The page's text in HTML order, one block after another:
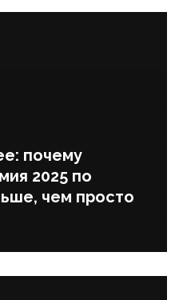
почему
2025 по
чем просто